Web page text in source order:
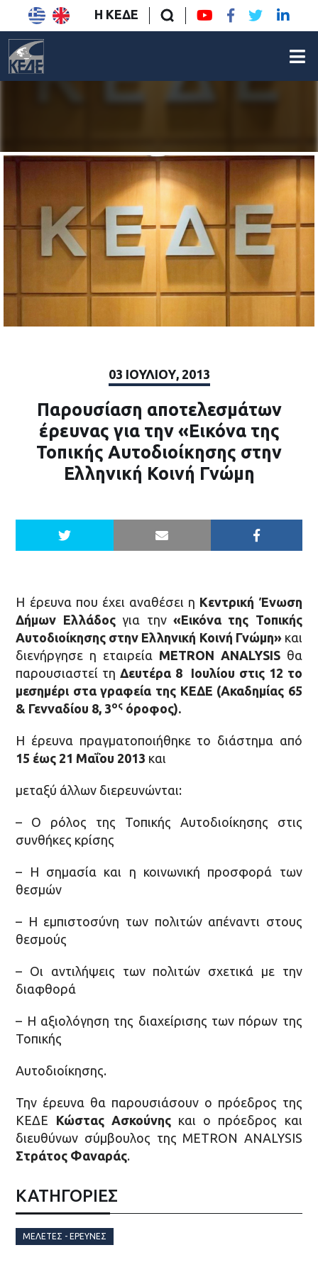
Η ΚΕΔΕ
03 ΙΟΥΛΊΟΥ, 2013
Παρουσίαση αποτελεσμάτων
έρευνας για την «Εικόνα της
Τοπικής Αυτοδιοίκησης στην
Ελληνική Κοινή Γνώμη
Η έρευνα που έχει αναθέσει η Κεντρική Ένωση
Δήμων Ελλάδοςγια την «Εικόνα της Τοπικής
Αυτοδιοίκησης στην Ελληνική Κοινή Γνώμη»και
διενήργησε η εταιρεία METRON ANALYSISθα
παρουσιαστεί τηΔευτέρα 8
Ιουλίου στις 12 το
μεσημέρι στα γραφεία της ΚΕΔΕ (Ακαδημίας 65
& Γενναδίου 8, 3ος όροφος).
Η έρευνα πραγματοποιήθηκε το διάστημα από
15 έως 21 Μαΐου 2013 και
μεταξύ άλλων διερευνώνται:
– Ο ρόλος της Τοπικής Αυτοδιοίκησης στις
συνθήκες κρίσης
– Η σημασία και η κοινωνική προσφορά των
θεσμών
– Η εμπιστοσύνη των πολιτών απέναντι στους
θεσμούς
– Οι αντιλήψεις των πολιτών σχετικά με την
διαφθορά
– Η αξιολόγηση της διαχείρισης των πόρων της
Τοπικής
Αυτοδιοίκησης.
Την έρευνα θα παρουσιάσουν ο πρόεδρος της
ΚΕΔΕ Κώστας Ασκούνηςκαι ο πρόεδρος και
διευθύνων σύμβουλος της METRON ANALYSIS
Στράτος Φαναράς.
ΚΑΤΗΓΟΡΙΕΣ
ΜΕΛΈΤΕΣ - ΈΡΕΥΝΕΣ